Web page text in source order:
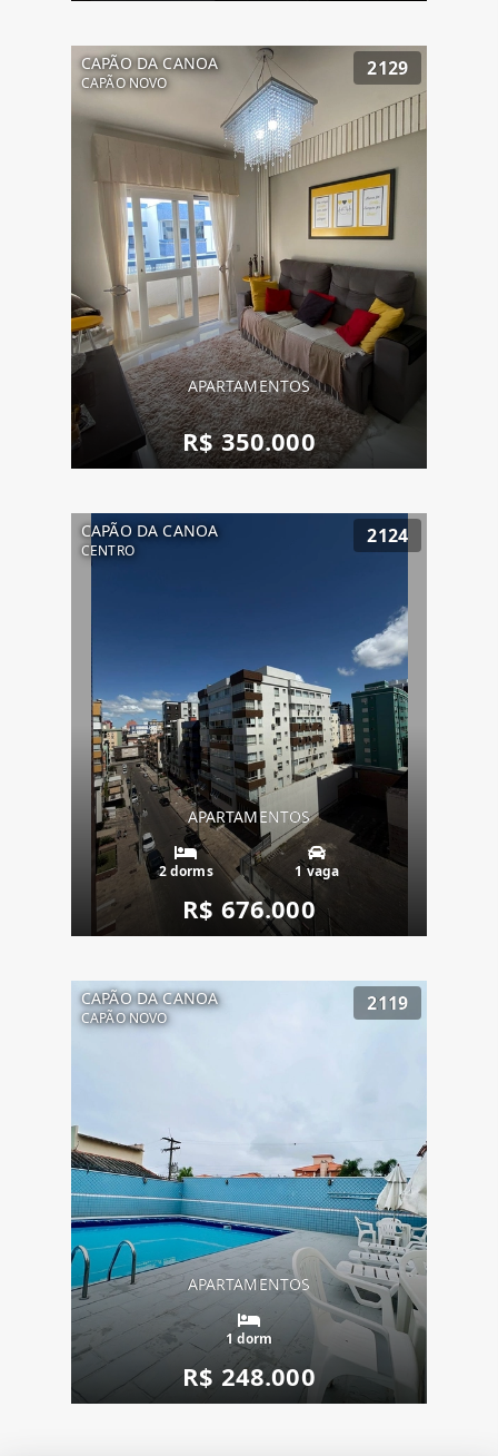
CAPÃO DA CANOA
CAPÃO NOVO
2129
APARTAMENTOS
R$ 350.000
CAPÃO DA CANOA
CENTRO
2124
APARTAMENTOS
2 dorms 1 vaga
R$ 676.000
CAPÃO DA CANOA
CAPÃO NOVO
2119
APARTAMENTOS
1 dorm
R$ 248.000